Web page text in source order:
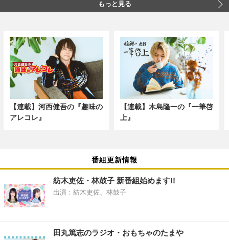
もっと見る
【連載】河西健吾の『趣味の
アレコレ』
【連載】木島隆一の『一筆啓
上』
番組更新情報
紡木吏佐・林鼓子 新番組始めます!!
出演：紡木吏佐、林鼓子
田丸篤志のラジオ・おもちゃのたまや